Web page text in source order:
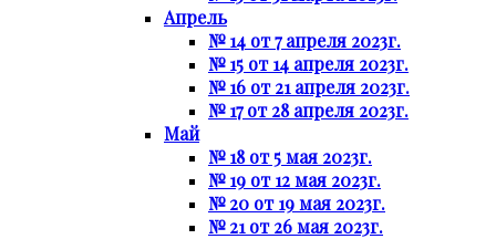
Апрель
№ 14 от 7 апреля 2023г.
№ 15 от 14 апреля 2023г.
№ 16 от 21 апреля 2023г.
№ 17 от 28 апреля 2023г.
Май
№ 18 от 5 мая 2023г.
№ 19 от 12 мая 2023г.
№ 20 от 19 мая 2023г.
№ 21 от 26 мая 2023г.